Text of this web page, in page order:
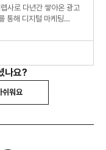
사로 다년간 쌓아온 광고
통해 디지털 마케팅
나요?
쉬워요